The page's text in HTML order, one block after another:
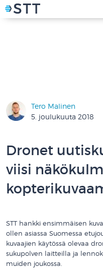
Tero Malinen
5. joulukuuta 2018
Dronet
viisi
STT hankki ensimmäisen
ollen asiassa Suomessa
kuvaajien käytössä olevaa
sukupolven laitteilla ja
muiden joukossa.